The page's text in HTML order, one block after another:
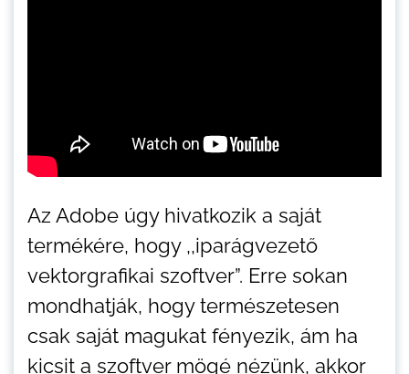
Az Adobe úgy hivatkozik a saját
termékére, hogy ,,iparágvezető
vektorgrafikai szoftver”. Erre sokan
mondhatják, hogy természetesen
csak saját magukat fényezik, ám ha
kicsit a szoftver mögé nézünk, akkor